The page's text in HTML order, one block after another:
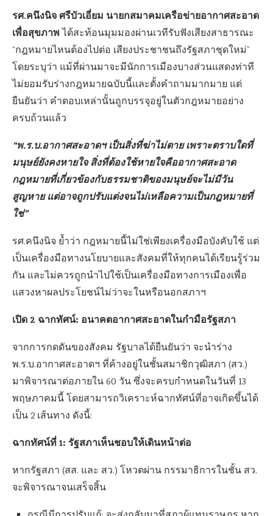
รศ.คนึงนิจ ศรีบัวเอี่ยม นายกสมาคมเครือข่ายอากาศสะอาด
เพื่อสุขภาพได้สะท้อนมุมมองผ่านเวทีรับฟังเสียงสาธารณะ
“กฎหมายไหนต้องไปต่อ เสียงประชาชนถึงรัฐสภาชุดใหม่”
โดยระบุว่า แม้ที่ผ่านมาจะมีนักการเมืองบางส่วนแสดงท่าที
ไม่ยอมรับร่างกฎหมายฉบับนี้และตั้งคำถามมากมาย แต่
ยืนยันว่า คำตอบเหล่านั้นถูกบรรจุอยู่ในตัวกฎหมายอย่าง
ครบถ้วนแล้ว
“พ.ร.บ.อากาศสะอาดฯ เป็นสิ่งที่ฆ่าไม่ตาย เพราะตราบใดที่
มนุษย์ยังคงหายใจ สิ่งที่ต้องใช้หายใจคืออากาศสะอาด
กฎหมายที่เกี่ยวข้องกับธรรมชาติของมนุษย์จะไม่มีวัน
สูญหาย แต่อาจถูกปรับแต่งจนไม่เหลือความเป็นกฎหมายที่
ใช่”
รศ.คนึงนิจ ย้ำว่า กฎหมายนี้ไม่ใช่เพียงเครื่องมือบังคับใช้ แต่
เป็นเครื่องมือทางนโยบายและสังคมที่ให้ทุกคนได้เรียนรู้ร่วม
กัน และไม่ควรถูกนำไปใช้เป็นเครื่องมือทางการเมืองเพื่อ
แสวงหาผลประโยชน์ไม่ว่าจะในหรือนอกสภาฯ
เปิด 2 ฉากทัศน์: อนาคตอากาศสะอาดในกำมือรัฐสภา
จากการกดดันของสังคม รัฐบาลได้ยืนยันว่า จะนำร่าง
พ.ร.บ.อากาศสะอาดฯ ที่ค้างอยู่ในชั้นสมาชิกวุฒิสภา (สว.)
มาพิจารณาต่อภายใน 60 วัน ซึ่งจะครบกำหนดในวันที่ 13
พฤษภาคมนี้ โดยสามารถวิเคราะห์ฉากทัศน์ที่อาจเกิดขึ้นได้
เป็น 2 เส้นทาง ดังนี้:
ฉากทัศน์ที่ 1: รัฐสภาเห็นชอบให้เดินหน้าต่อ
หากรัฐสภา (สส. และ สว.) โหวตผ่าน กรรมาธิการในชั้น สว.
จะพิจารณาจนเสร็จสิ้น